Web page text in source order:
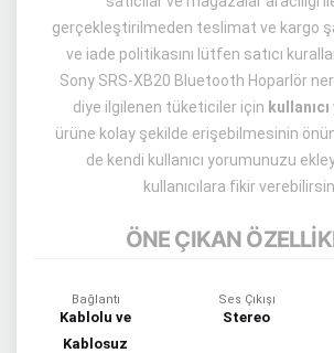
gerçekleştirilmeden teslimat ve kargo
ve iade politikasını lütfen satıcı
Sony SRS-XB20 Bluetooth Hoparlör
diye ilgilenen tüketiciler için
ürüne kolay şekilde erişebilmesinin
de kendi kullanıcı yorumunuzu
kullanıcılara fikir
ÖNE ÇIKAN
Bağlantı
Kablolu ve
Kablosuz
Ses Çıkışı
Stereo